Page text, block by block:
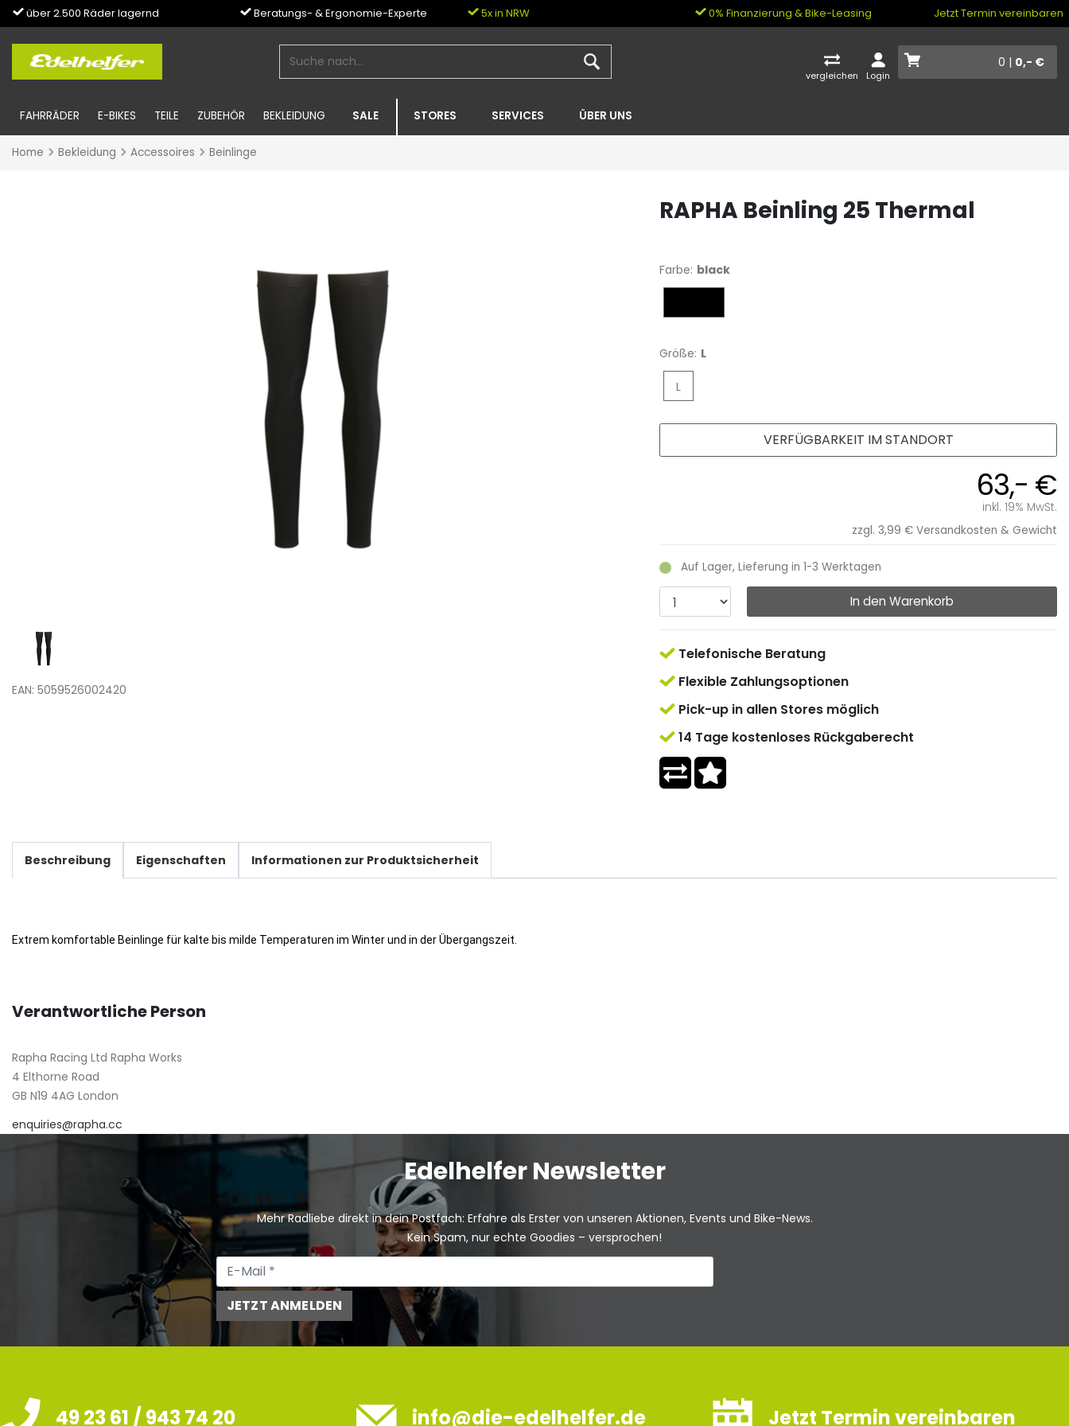
über 2.500 Räder lagernd Beratungs- & Ergonomie-Experte 5x in NRW 0% Finanzierung & Bike-Leasing Jetzt Termin vereinbaren
vergleichen Login
0 | 0,- €
FAHRRÄDER E-BIKES TEILE ZUBEHÖR BEKLEIDUNG SALE STORES SERVICES ÜBER UNS
Home Bekleidung Accessoires Beinlinge
EAN: 5059526002420
RAPHA Beinling 25 Thermal
Farbe: black
Größe: L
L
63,- €
inkl. 19% MwSt.
zzgl. 3,99 € Versandkosten & Gewicht
Auf Lager, Lieferung in 1-3 Werktagen
In den Warenkorb
VERFÜGBARKEIT IM STANDORT
Telefonische Beratung
Flexible Zahlungsoptionen
Pick-up in allen Stores möglich
14 Tage kostenloses Rückgaberecht
Beschreibung Eigenschaften Informationen zur Produktsicherheit
Extrem komfortable Beinlinge für kalte bis milde Temperaturen im Winter und in der Übergangszeit.
Verantwortliche Person
Rapha Racing Ltd Rapha Works
4 Elthorne Road
GB N19 4AG London
enquiries@rapha.cc
Edelhelfer Newsletter
Mehr Radliebe direkt in dein Postfach: Erfahre als Erster von unseren Aktionen, Events und Bike-News.
Kein Spam, nur echte Goodies – versprochen!
JETZT ANMELDEN
49 23 61 / 943 74 20 info@die-edelhelfer.de Jetzt Termin vereinbaren